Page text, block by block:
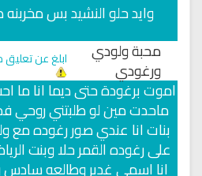
وايد حلو النشيد بس
محبة ولودي
ورغودي ابلغ عن
اموت برغودة حتى ديما انا
ماحدت مين لو طلبتني روحي
بنات انا عندي صور رغوده مع
على رغوده القمر حلا وبنت